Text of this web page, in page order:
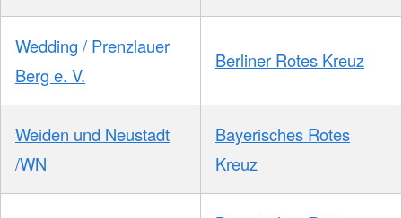
Wedding / Prenzlauer
Berg e. V.
Berliner Rotes Kreuz
Weiden und Neustadt
/WN
Bayerisches Rotes
Kreuz